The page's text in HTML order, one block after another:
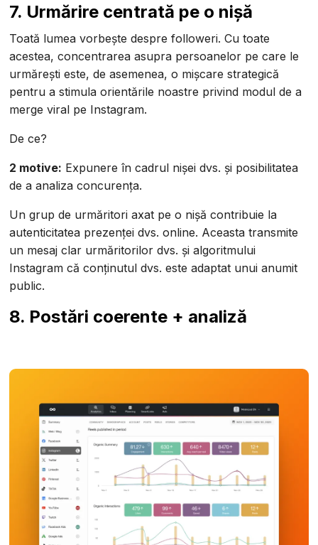
7. Urmărire centrată pe o nișă
Toată lumea vorbește despre followeri. Cu toate
acestea, concentrarea asupra persoanelor pe care le
urmărești este, de asemenea, o mișcare strategică
pentru a stimula orientările noastre privind modul de a
merge viral pe Instagram.
De ce?
2 motive: Expunere în cadrul nișei dvs. și posibilitatea
de a analiza concurența.
Un grup de urmăritori axat pe o nișă contribuie la
autenticitatea prezenței dvs. online. Aceasta transmite
un mesaj clar urmăritorilor dvs. și algoritmului
Instagram că conținutul dvs. este adaptat unui anumit
public.
8. Postări coerente + analiză